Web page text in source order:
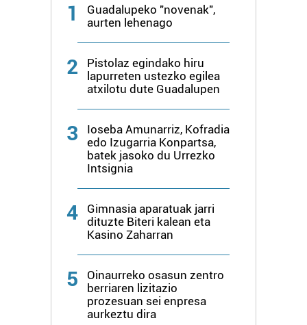
1
Guadalupeko "novenak",
aurten lehenago
2
Pistolaz egindako hiru
lapurreten ustezko egilea
atxilotu dute Guadalupen
3
Ioseba Amunarriz, Kofradia
edo Izugarria Konpartsa,
batek jasoko du Urrezko
Intsignia
4
Gimnasia aparatuak jarri
dituzte Biteri kalean eta
Kasino Zaharran
5
Oinaurreko osasun zentro
berriaren lizitazio
prozesuan sei enpresa
aurkeztu dira